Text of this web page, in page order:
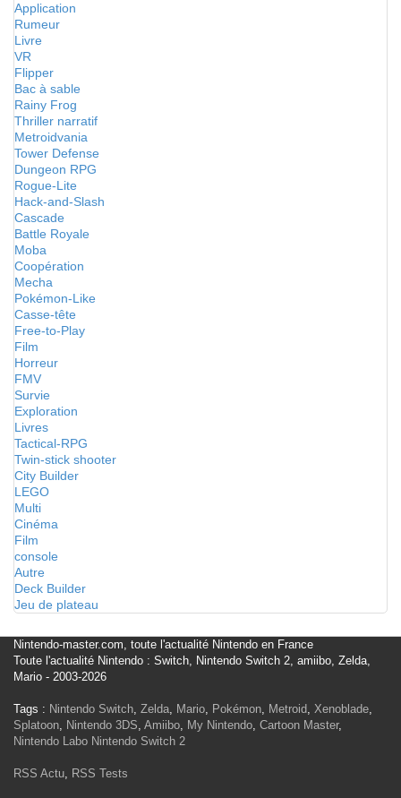
Application
Rumeur
Livre
VR
Flipper
Bac à sable
Rainy Frog
Thriller narratif
Metroidvania
Tower Defense
Dungeon RPG
Rogue-Lite
Hack-and-Slash
Cascade
Battle Royale
Moba
Coopération
Mecha
Pokémon-Like
Casse-tête
Free-to-Play
Film
Horreur
FMV
Survie
Exploration
Livres
Tactical-RPG
Twin-stick shooter
City Builder
LEGO
Multi
Cinéma
Film
console
Autre
Deck Builder
Jeu de plateau
Nintendo-master.com, toute l'actualité Nintendo en France
Toute l'actualité Nintendo : Switch, Nintendo Switch 2, amiibo, Zelda,
Mario - 2003-2026
Tags : Nintendo Switch, Zelda, Mario, Pokémon, Metroid, Xenoblade,
Splatoon, Nintendo 3DS, Amiibo, My Nintendo, Cartoon Master,
Nintendo Labo Nintendo Switch 2
RSS Actu, RSS Tests